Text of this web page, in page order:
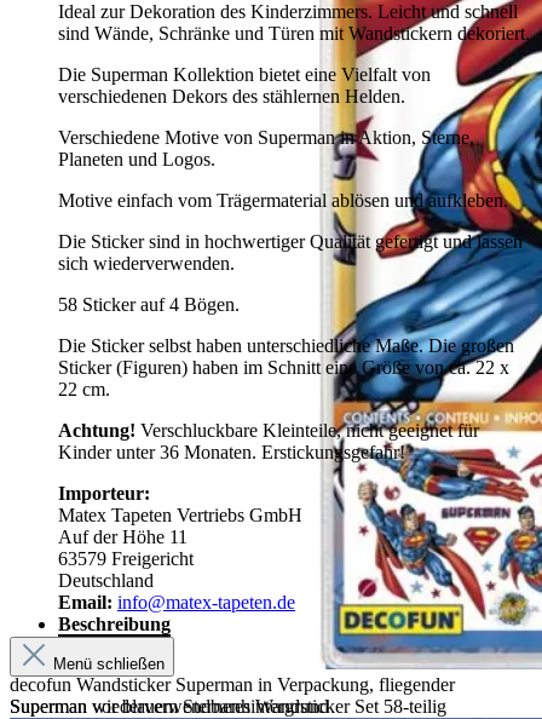
decofun Wandsticker Superman in Verpackung, fliegender
Superman vor blauem Sternenhintergrund
Ideal zur Dekoration des Kinderzimmers. Leicht und schnell
sind Wände, Schränke und Türen mit Wandstickern dekoriert.
Die Superman Kollektion bietet eine Vielfalt von
verschiedenen Dekors des stählernen Helden.
Verschiedene Motive von Superman in Aktion, Sterne,
Planeten und Logos.
Motive einfach vom Trägermaterial ablösen und aufkleben.
Die Sticker sind in hochwertiger Qualität gefertigt und lassen
sich wiederverwenden.
58 Sticker auf 4 Bögen.
Die Sticker selbst haben unterschiedliche Maße. Die großen
Sticker (Figuren) haben im Schnitt eine Größe von ca. 22 x
22 cm.
Achtung! Verschluckbare Kleinteile, nicht geeignet für
Kinder unter 36 Monaten. Erstickungsgefahr!
Importeur:
Matex Tapeten Vertriebs GmbH
Auf der Höhe 11
63579 Freigericht
Deutschland
Email: info@matex-tapeten.de
Beschreibung
Menü schließen
Superman wiederverwendbares Wandsticker Set 58-teilig